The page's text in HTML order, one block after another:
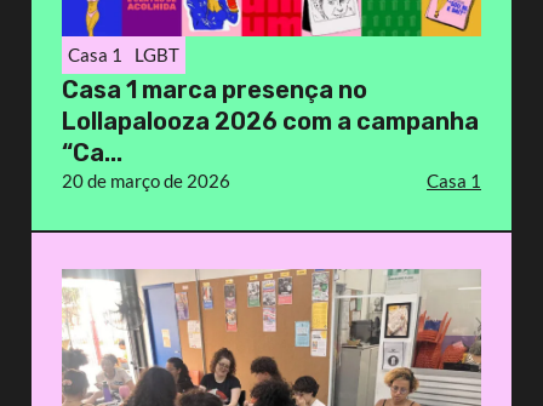
Casa 1 LGBT
Casa 1 marca presença no
Lollapalooza 2026 com a campanha
“Ca...
20 de março de 2026 Casa 1